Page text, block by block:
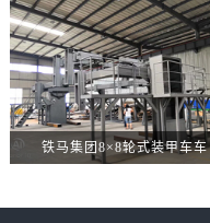
铁马集团8×8轮式装甲车车